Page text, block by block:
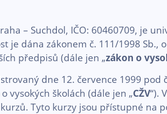
– Suchdol, IČO: 60460709, je
je dána zákonem č. 111/1998 Sb.,
předpisů (dále jen „zákon o
dne 12. července 1999 pod
vysokých školách (dále jen „CŽV“).
Tyto kurzy jsou přístupné na